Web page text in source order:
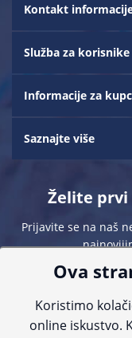
Kontakt
Služba za korisnike
Informacije za
Saznajte više
Želite
Prijavite se na naš
Ova
Koristimo
online iskustvo.